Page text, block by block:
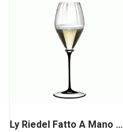
Ly Riedel Fatto A Mano Performance Champagne Glass Black